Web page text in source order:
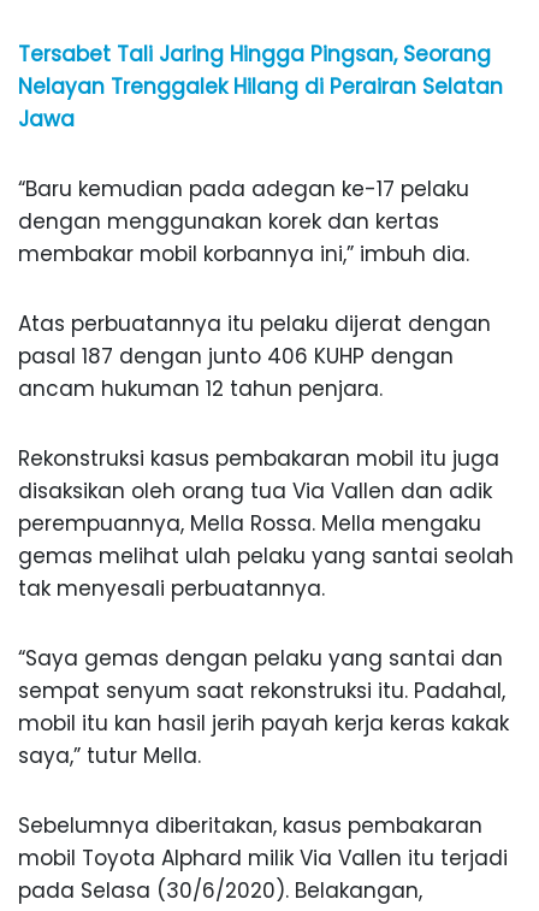
Tersabet Tali Jaring Hingga Pingsan, Seorang
Nelayan Trenggalek Hilang di Perairan Selatan
Jawa
“Baru kemudian pada adegan ke-17 pelaku
dengan menggunakan korek dan kertas
membakar mobil korbannya ini,” imbuh dia.
Atas perbuatannya itu pelaku dijerat dengan
pasal 187 dengan junto 406 KUHP dengan
ancam hukuman 12 tahun penjara.
Rekonstruksi kasus pembakaran mobil itu juga
disaksikan oleh orang tua Via Vallen dan adik
perempuannya, Mella Rossa. Mella mengaku
gemas melihat ulah pelaku yang santai seolah
tak menyesali perbuatannya.
“Saya gemas dengan pelaku yang santai dan
sempat senyum saat rekonstruksi itu. Padahal,
mobil itu kan hasil jerih payah kerja keras kakak
saya,” tutur Mella.
Sebelumnya diberitakan, kasus pembakaran
mobil Toyota Alphard milik Via Vallen itu terjadi
pada Selasa (30/6/2020). Belakangan,